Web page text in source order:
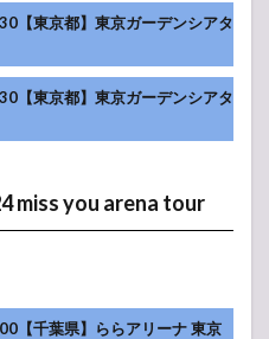
【東京都】東京ガーデンシアタ
【東京都】東京ガーデンシアタ
miss you arena tour
【千葉県】ららアリーナ 東京